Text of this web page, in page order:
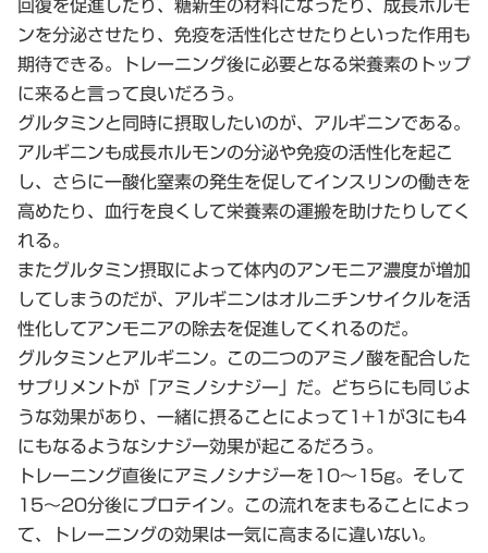
ンを分泌させたり、免疫を活性化させたりといった作用も
期待できる。トレーニング後に必要となる栄養素のトップ
に来ると言って良いだろう。
グルタミンと同時に摂取したいのが、アルギニンである。
アルギニンも成長ホルモンの分泌や免疫の活性化を起こ
し、さらに一酸化窒素の発生を促してインスリンの働きを
高めたり、血行を良くして栄養素の運搬を助けたりしてく
れる。
またグルタミン摂取によって体内のアンモニア濃度が増加
してしまうのだが、アルギニンはオルニチンサイクルを活
性化してアンモニアの除去を促進してくれるのだ。
グルタミンとアルギニン。この二つのアミノ酸を配合した
サプリメントが「アミノシナジー」だ。どちらにも同じよ
うな効果があり、一緒に摂ることによって1+1が3にも4
にもなるようなシナジー効果が起こるだろう。
トレーニング直後にアミノシナジーを10～15g。そして
15～20分後にプロテイン。この流れをまもることによっ
て、トレーニングの効果は一気に高まるに違いない。